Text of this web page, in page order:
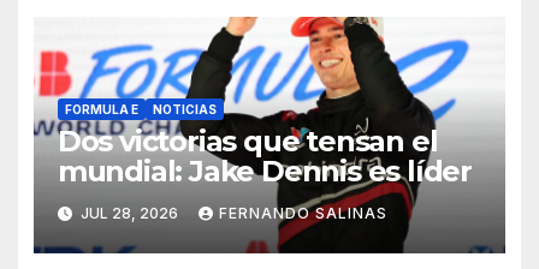
FORMULA E NOTICIAS
Dos victorias que tensan el
mundial: Jake Dennis es líder
JUL 28, 2026 FERNANDO SALINAS